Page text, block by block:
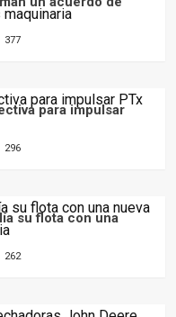
377
para impulsar
296
su flota con una
262